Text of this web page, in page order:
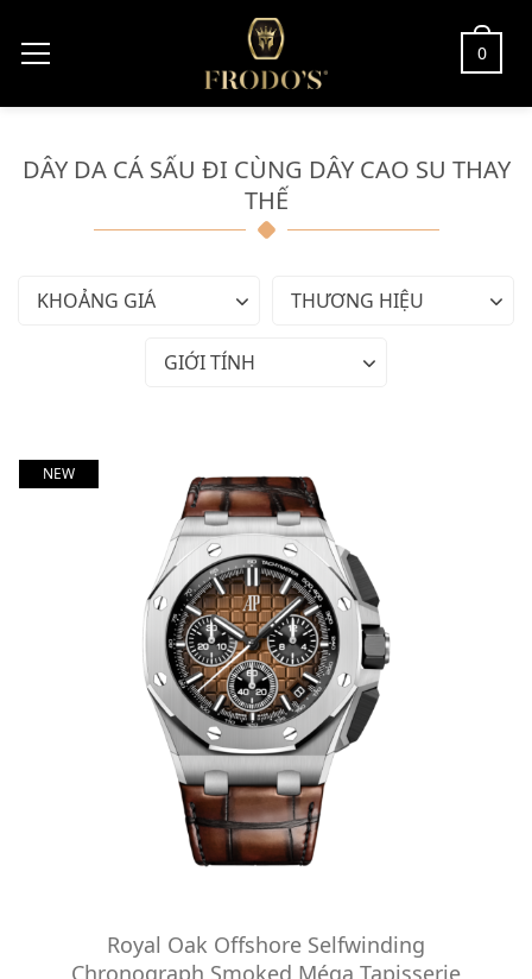
0
DÂY DA CÁ SẤU ĐI CÙNG DÂY CAO SU THAY
THẾ
KHOẢNG GIÁ THƯƠNG HIỆU
GIỚI TÍNH
NEW
Royal Oak Offshore Selfwinding
Chronograph Smoked Méga Tapisserie